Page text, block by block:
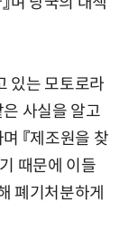
있는 모토로라
사실을 알고
『제조원을 찾
때문에 이들
폐기처분하게